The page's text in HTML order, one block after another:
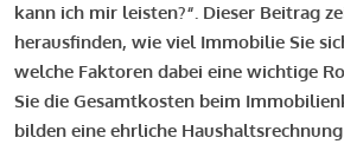
kann ich mir leisten?“. Dieser Beitrag
herausfinden, wie viel Immobilie Sie
welche Faktoren dabei eine wichtige
Sie die Gesamtkosten beim
bilden eine ehrliche